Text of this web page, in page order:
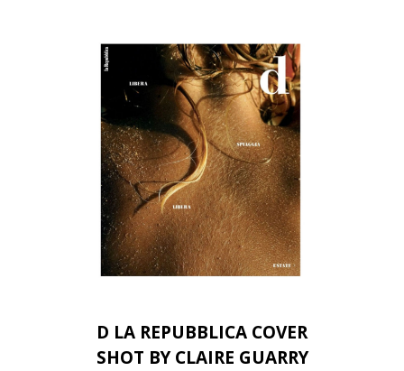
D LA REPUBBLICA COVER
SHOT BY CLAIRE GUARRY